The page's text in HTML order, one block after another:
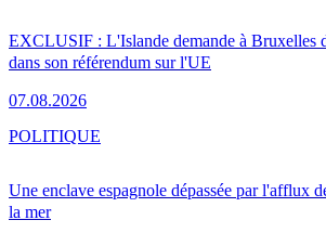
EXCLUSIF : L'Islande demande à Bruxelles
dans son référendum sur l'UE
07.08.2026
Une enclave espagnole dépassée par l'afflux
la mer
POLITIQUE